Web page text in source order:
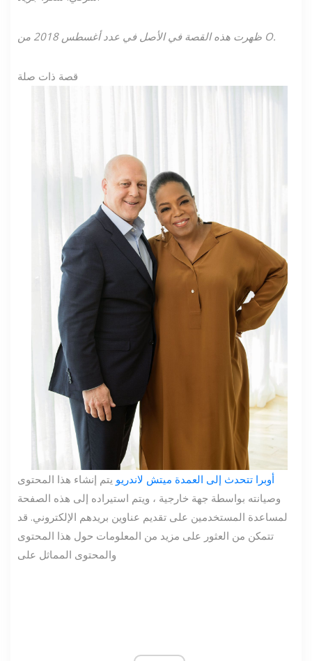
ظهرت هذه القصة في الأصل في عدد أغسطس 2018 من O.
قصة ذات صلة
أوبرا تتحدث إلى العمدة ميتش لاندريو يتم إنشاء هذا المحتوى
وصيانته بواسطة جهة خارجية ، ويتم استيراده إلى هذه الصفحة
لمساعدة المستخدمين على تقديم عناوين بريدهم الإلكتروني. قد
تتمكن من العثور على مزيد من المعلومات حول هذا المحتوى
والمحتوى المماثل على